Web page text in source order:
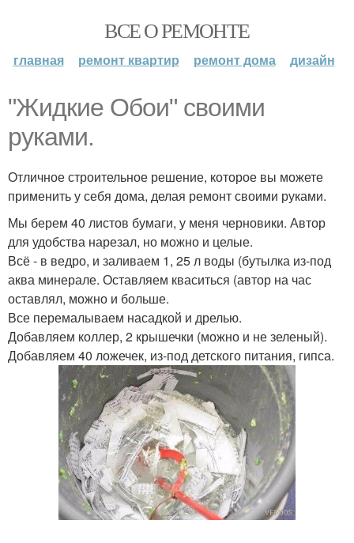
ВСЕ О РЕМОНТЕ
главная ремонт квартир ремонт дома дизайн
"Жидкие Обои" своими
руками.
Отличное строительное решение, которое вы можете
применить у себя дома, делая ремонт своими руками.
Мы берем 40 листов бумаги, у меня черновики. Автор
для удобства нарезал, но можно и целые.
Всё - в ведро, и заливаем 1, 25 л воды (бутылка из-под
аква минерале. Оставляем кваситься (автор на час
оставлял, можно и больше.
Все перемалываем насадкой и дрелью.
Добавляем коллер, 2 крышечки (можно и не зеленый).
Добавляем 40 ложечек, из-под детского питания, гипса.